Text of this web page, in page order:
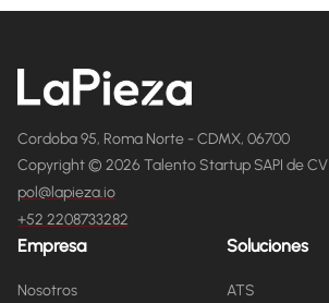
Cordoba 95, Roma Norte - CDMX, 06700
Copyright © 2026 Talento Startup SAPI de CV
pol@lapieza.io
+52 2208733282
Empresa
Nosotros
Soluciones
ATS